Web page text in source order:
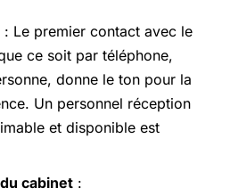
: Le premier contact avec le
ce soit par téléphone,
donne le ton pour la
Un personnel réception
et disponible est
cabinet :